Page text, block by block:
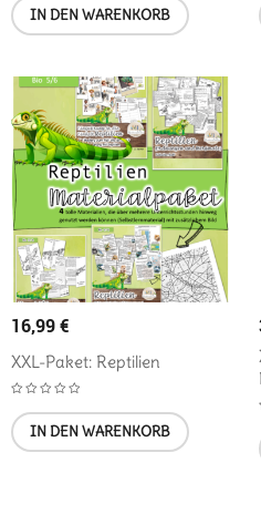
IN DEN WARENKORB
16,99€
XXL-Paket: Reptilien
IN DEN WARENKORB